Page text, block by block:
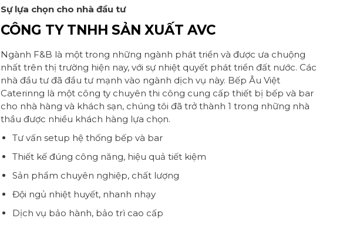
Sự lựa chọn cho nhà đầu tư
CÔNG TY TNHH SẢN XUẤT AVC
Ngành F&B là một trong những ngành phát triển và được ưa chuộng
nhất trên thị trường hiện nay, với sự nhiệt quyết phát triển đất nước. Các
nhà đầu tư đã đầu tư mạnh vào ngành dịch vụ này. Bếp Âu Việt
Caterinng là một công ty chuyên thi công cung cấp thiết bị bếp và bar
cho nhà hàng và khách sạn, chúng tôi đã trở thành 1 trong những nhà
thầu được nhiều khách hàng lựa chọn.
Tư vấn setup hệ thống bếp và bar
Thiết kế đúng công năng, hiệu quả tiết kiệm
Sản phẩm chuyên nghiệp, chất lượng
Đội ngủ nhiệt huyết, nhanh nhạy
Dịch vụ bảo hành, bảo trì cao cấp